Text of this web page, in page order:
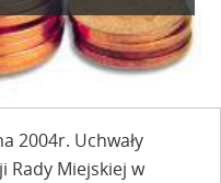
2004r. Uchwały
Rady Miejskiej w